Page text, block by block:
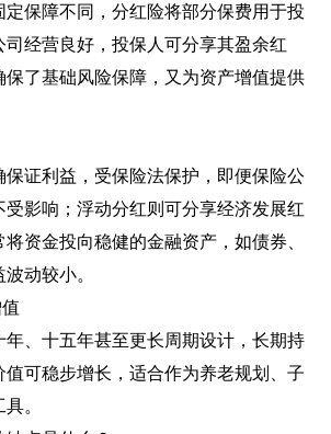
定保障不同，分红险将部分保费用于投
司经营良好，投保人可分享其盈余红
保了基础风险保障，又为资产增值提供
保证利益，受保险法保护，即便保险公
受影响；浮动分红则可分享经济发展红
资金投向稳健的金融资产，如债券、
动较小。
年、十五年甚至更长周期设计，长期持
值可稳步增长，适合作为养老规划、子
。